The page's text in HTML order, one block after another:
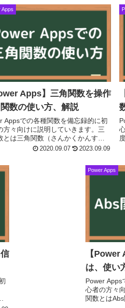
Apps
Apps】三角関数を操作
数の使い方、解説
Appsでの各種関数を備忘録的に初
方々向けに説明していきます。三
とは三角関数（さんかくかんす
:trigonometric function）とは、平
2020.09.07 2023.09.09
Power Apps
【
は、使い
Power Apps
心者の方々
関数とは